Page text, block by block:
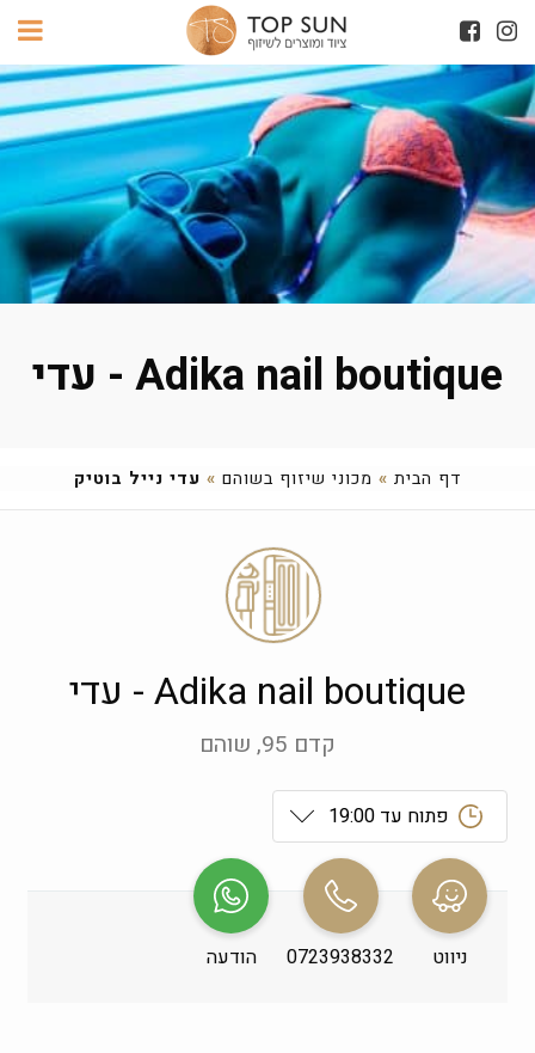
Adika nail boutique - עדי
דף הבית » מכוני שיזוף בשוהם » עדי נייל בוטיק
Adika nail boutique - עדי
קדם 95, שוהם
פתוח עד 19:00
ראשון
שני
09:00-19:00
שלישי
ניווט 0723938332 הודעה